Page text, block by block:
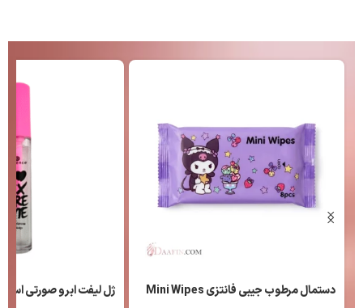
دستمال مرطوب جیبی فانتزی Mini Wipes ژل لیفت ابرو صورتی